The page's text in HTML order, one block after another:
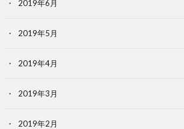
2019年6月
2019年5月
2019年4月
2019年3月
2019年2月